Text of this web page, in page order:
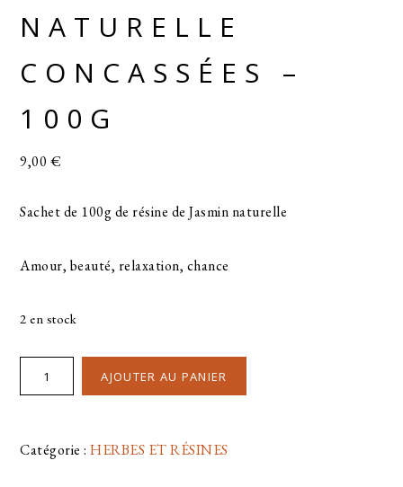
NATURELLE
CONCASSÉES –
100G
9,00 €
Sachet de 100g de résine de Jasmin naturelle
Amour, beauté, relaxation, chance
2 en stock
AJOUTER AU PANIER
Catégorie :HERBES ET RÉSINES